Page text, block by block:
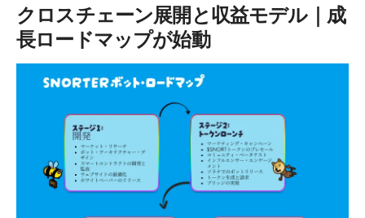
クロスチェーン展開と収益モデル｜成
長ロードマップが始動